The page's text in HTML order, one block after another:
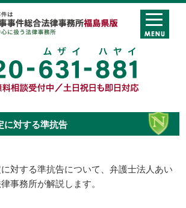
に対する準抗告
対する準抗告について、弁護士法人あい
事務所が解説します。